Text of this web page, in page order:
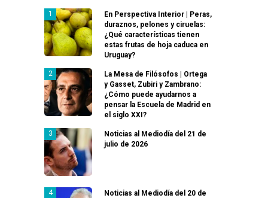
En Perspectiva Interior | Peras,
duraznos, pelones y ciruelas:
¿Qué características tienen
estas frutas de hoja caduca en
Uruguay?
La Mesa de Filósofos | Ortega
y Gasset, Zubiri y Zambrano:
¿Cómo puede ayudarnos a
pensar la Escuela de Madrid en
el siglo XXI?
Noticias al Mediodía del 21 de
julio de 2026
Noticias al Mediodía del 20 de